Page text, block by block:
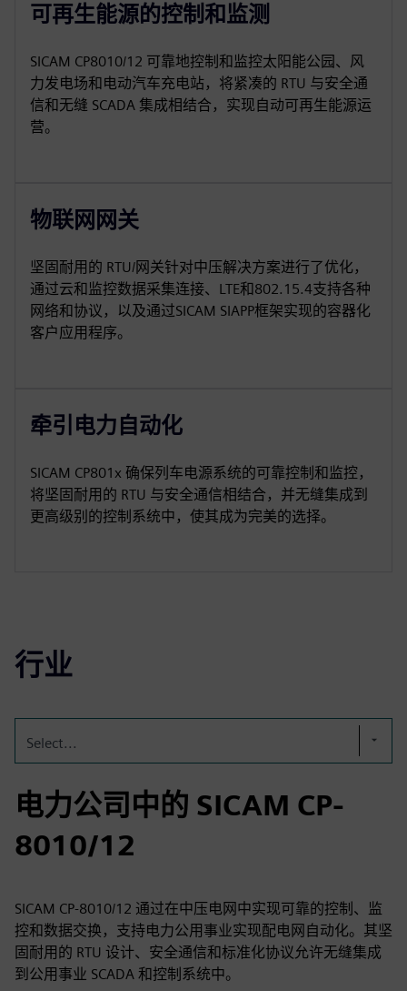
可再生能源的控制和监测
SICAM CP8010/12 可靠地控制和监控太阳能公园、风
力发电场和电动汽车充电站，将紧凑的 RTU 与安全通
信和无缝 SCADA 集成相结合，实现自动可再生能源运
营。
物联网网关
坚固耐用的 RTU/网关针对中压解决方案进行了优化，
通过云和监控数据采集连接、LTE和802.15.4支持各种
网络和协议，以及通过SICAM SIAPP框架实现的容器化
客户应用程序。
牵引电力自动化
SICAM CP801x 确保列车电源系统的可靠控制和监控，
将坚固耐用的 RTU 与安全通信相结合，并无缝集成到
更高级别的控制系统中，使其成为完美的选择。
行业
Select...
电力公司中的 SICAM CP-
8010/12
SICAM CP-8010/12 通过在中压电网中实现可靠的控制、监
控和数据交换，支持电力公用事业实现配电网自动化。其坚
固耐用的 RTU 设计、安全通信和标准化协议允许无缝集成
到公用事业 SCADA 和控制系统中。